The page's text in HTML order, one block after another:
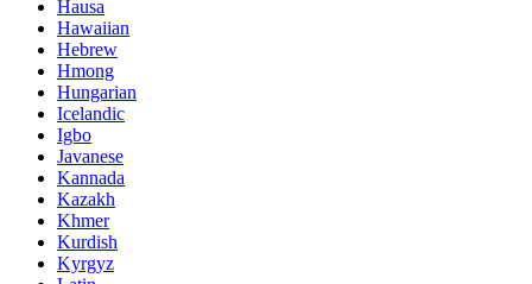
Hausa
Hawaiian
Hebrew
Hmong
Hungarian
Icelandic
Igbo
Javanese
Kannada
Kazakh
Khmer
Kurdish
Kyrgyz